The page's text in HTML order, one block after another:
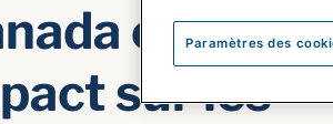
et leur
sur les
Paramètres des